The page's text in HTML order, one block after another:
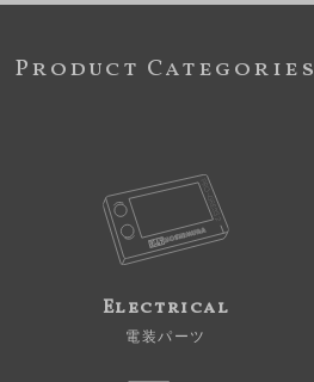
Product Categories
Electrical
電装パーツ